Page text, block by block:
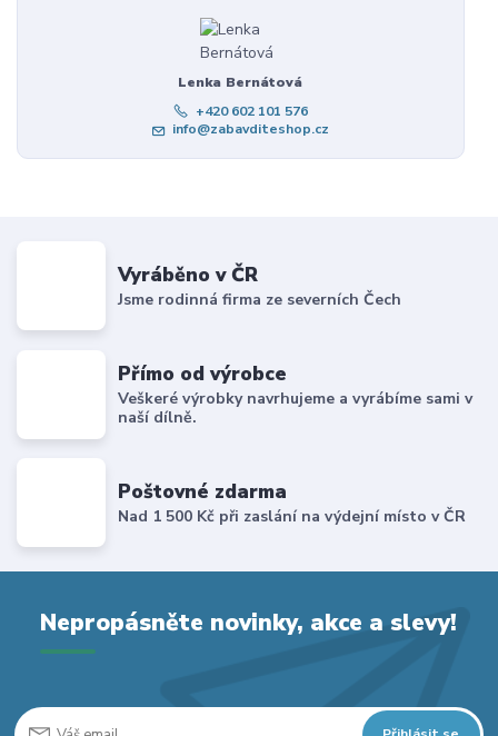
Lenka Bernátová
+420 602 101 576
info@zabavditeshop.cz
Vyráběno v ČR
Jsme rodinná firma ze severních Čech
Přímo od výrobce
Veškeré výrobky navrhujeme a vyrábíme sami v
naší dílně.
Poštovné zdarma
Nad 1 500 Kč při zaslání na výdejní místo v ČR
Nepropásněte novinky, akce a slevy!